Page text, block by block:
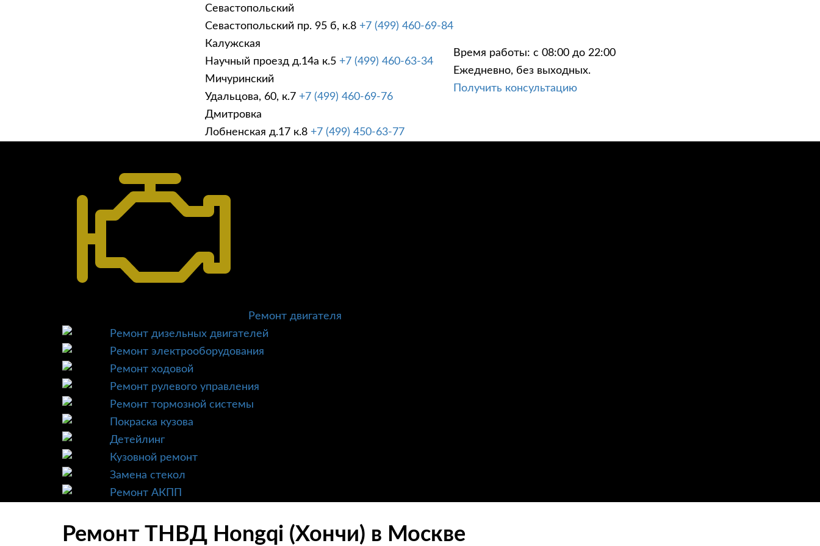
Севастопольский
Севастопольский пр. 95 б, к.8 +7 (499) 460-69-84
Калужская
Научный проезд д.14а к.5 +7 (499) 460-63-34
Мичуринский
Удальцова, 60, к.7 +7 (499) 460-69-76
Дмитровка
Лобненская д.17 к.8 +7 (499) 450-63-77
Время работы: с 08:00 до 22:00
Ежедневно, без выходных.
Получить консультацию
УСЛУГИ АКЦИИ
Техническое обслуживание
Ремонт трансмиссии
Ремонт двигателя
Ремонт дизельных двигателей
Ремонт электрооборудования
Ремонт ходовой
Ремонт рулевого управления
Ремонт тормозной системы
Покраска кузова
Детейлинг
Кузовной ремонт
Замена стекол
Ремонт АКПП
Ремонт ТНВД Hongqi (Хончи) в Москве